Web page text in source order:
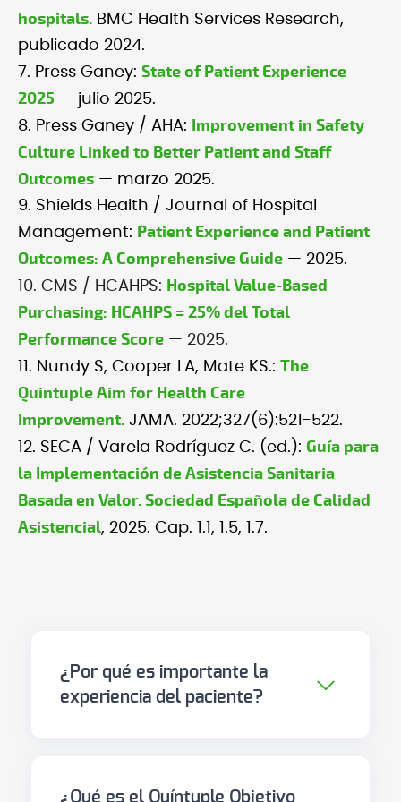
hospitals. BMC Health Services Research,
publicado 2024.
7. Press Ganey: State of Patient Experience
2025 — julio 2025.
8. Press Ganey / AHA: Improvement in Safety
Culture Linked to Better Patient and Staff
Outcomes — marzo 2025.
9. Shields Health / Journal of Hospital
Management: Patient Experience and Patient
Outcomes: A Comprehensive Guide — 2025.
10. CMS / HCAHPS: Hospital Value-Based
Purchasing: HCAHPS = 25% del Total
Performance Score — 2025.
11. Nundy S, Cooper LA, Mate KS.: The
Quintuple Aim for Health Care
Improvement. JAMA. 2022;327(6):521-522.
12. SECA / Varela Rodríguez C. (ed.): Guía para
la Implementación de Asistencia Sanitaria
Basada en Valor. Sociedad Española de Calidad
Asistencial, 2025. Cap. 1.1, 1.5, 1.7.
¿Por qué es importante la
experiencia del paciente?
¿Qué es el Quíntuple Objetivo